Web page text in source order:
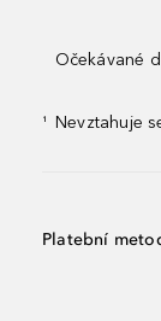
Očekávané
¹ Nevztahuje
Platební